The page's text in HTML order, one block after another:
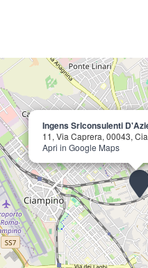
Ingens Srlconsulenti
11, Via Caprera, 00043,
Apri in Google Maps